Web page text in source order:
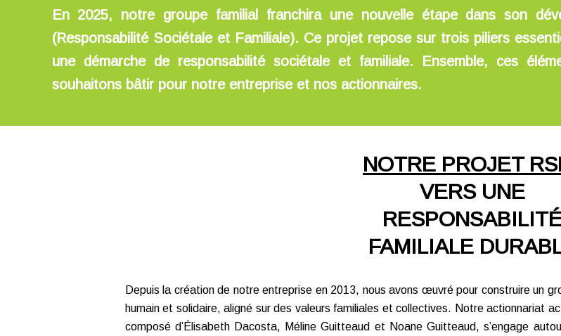
En 2025, notre groupe familial franchira une nouvelle étape dans son
(Responsabilité Sociétale et Familiale). Ce projet repose sur trois piliers
une démarche de responsabilité sociétale et familiale. Ensemble, ces
souhaitons bâtir pour notre entreprise et nos actionnaires.
NOTRE PROJET
VERS UNE
FAMILIALE
Depuis la création de notre entreprise en 2013, nous avons œuvré pour construire un
humain et solidaire, aligné sur des valeurs familiales et collectives. Notre actionnariat
composé d’Élisabeth Dacosta, Méline Guitteaud et Noane Guitteaud, s’engage